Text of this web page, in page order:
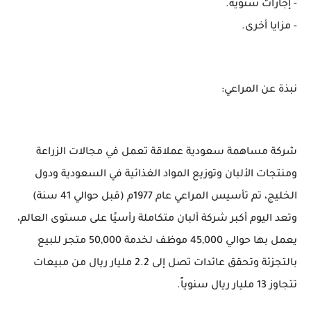
- إجازات سنوية.
- مزايا أخرى.
نبذة عن المراعي:
شركة مساهمة سعودية عملاقة تعمل في مجالات الزراعة
ومنتجات الألبان وتوزيع المواد الغذائية في السعودية ودول
الخليج، تم تأسيس المراعي عام 1977م (قبل حوالي 41 سنة)
وتعد اليوم أكبر شركة ألبان متكاملة رأسيًا على مستوى العالم،
يعمل بها حوالي 45,000 موظف لخدمة 50,000 متجر للبيع
بالتجزئة وتحقق عائدات تصل إلى 2.2 مليار ريال من مبيعات
تتجاوز 13 مليار ريال سنوياً.